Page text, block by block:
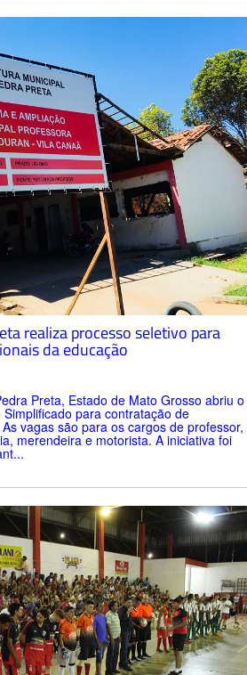
realiza processo seletivo para
da educação
Preta, Estado de Mato Grosso abriu o
para contratação de
vagas são para os cargos de professor,
merendeira e motorista. A iniciativa foi